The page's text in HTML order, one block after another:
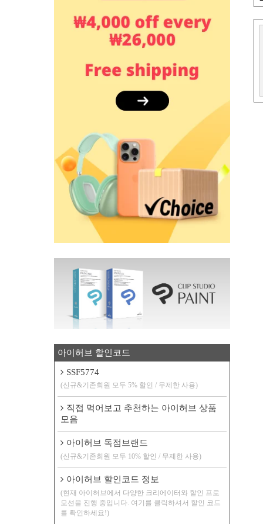
아이허브 할인코드
SSF5774
(신규&기존회원 모두 5% 할인 / 무제한 사용)
직접 먹어보고 추천하는 아이허브 상품
모음
아이허브 독점브랜드
(신규&기존회원 모두 10% 할인 / 무제한 사용)
아이허브 할인코드 정보
(현재 아이허브에서 다양한 크리에이터와 할인 프로
모션을 진행 중입니다. 여기를 클릭하셔서 할인 코드
를 확인하세요!)